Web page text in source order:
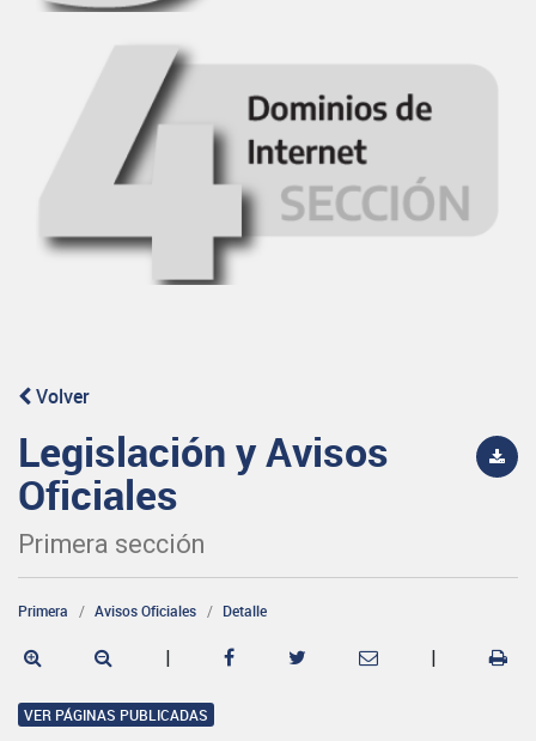
Volver
Legislación y Avisos
Oficiales
Primera sección
Primera Avisos Oficiales Detalle
| |
VER PÁGINAS PUBLICADAS